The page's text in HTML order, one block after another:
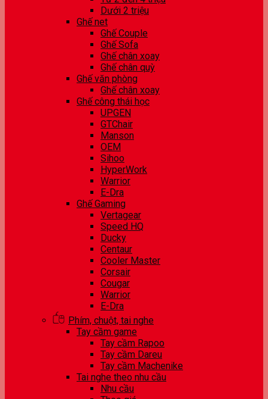
Dưới 2 triệu
Ghế net
Ghế Couple
Ghế Sofa
Ghế chân xoay
Ghế chân quỳ
Ghế văn phòng
Ghế chân xoay
Ghế công thái học
UPGEN
GTChair
Manson
OEM
Sihoo
HyperWork
Warrior
E-Dra
Ghế Gaming
Vertagear
Speed HQ
Ducky
Centaur
Cooler Master
Corsair
Cougar
Warrior
E-Dra
Phím, chuột, tai nghe
Tay cầm game
Tay cầm Rapoo
Tay cầm Dareu
Tay cầm Machenike
Tai nghe theo nhu cầu
Nhu cầu